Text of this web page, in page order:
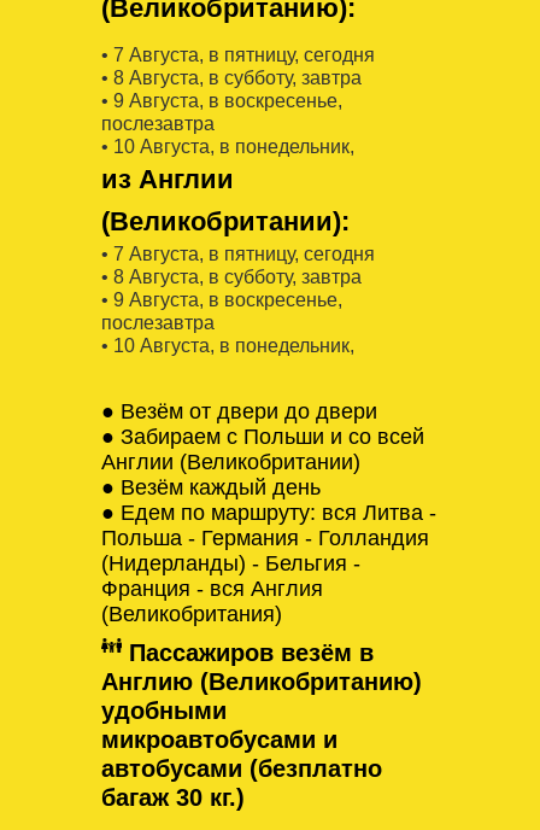
(Великобританию):
• 7 Августa, в пятницу, сегодня
• 8 Августa, в субботу, завтра
• 9 Августa, в воскресенье,
послезавтра
• 10 Августa, в понедельник,
из Англии
(Великобритании):
• 7 Августa, в пятницу, сегодня
• 8 Августa, в субботу, завтра
• 9 Августa, в воскресенье,
послезавтра
• 10 Августa, в понедельник,
● Везём от двери до двери
● Забираем с Польши и со всей
Англии (Великобритании)
● Везём каждый день
● Едем по маршруту: вся Литва -
Польша - Германия - Голландия
(Нидерланды) - Бельгия -
Франция - вся Англия
(Великобритания)
Пассажиров везём в
Англию (Великобританию)
удобными
микроавтобусами и
автобусами (безплатно
багаж 30 кг.)